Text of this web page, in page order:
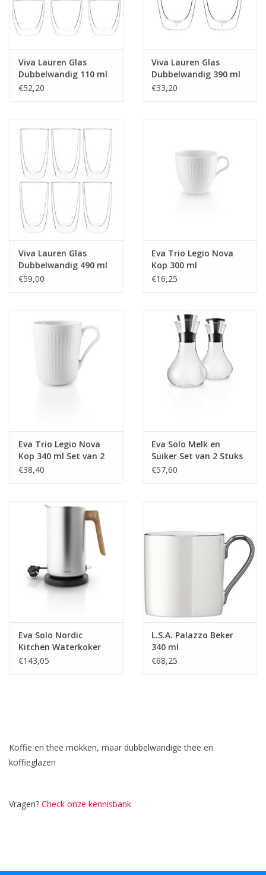
Viva Lauren Glas
Dubbelwandig 110 ml
Set van 6 Stuks
€52,20
Viva Lauren Glas
Dubbelwandig 390 ml
Set van 2 Stuks
€33,20
Viva Lauren Glas
Dubbelwandig 490 ml
Set van 6 Stuks
€59,00
Eva Trio Legio Nova
Kop 300 ml
€16,25
Eva Trio Legio Nova
Kop 340 ml Set van 2
Stuks
€38,40
Eva Solo Melk en
Suiker Set van 2 Stuks
€57,60
Eva Solo Nordic
Kitchen Waterkoker
1,5 liter
€143,05
L.S.A. Palazzo Beker
340 ml
€68,25
Koffie en thee mokken, maar dubbelwandige thee en
koffieglazen
Vragen? Check onze kennisbank